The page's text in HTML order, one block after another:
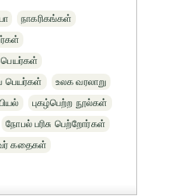
நாகரிகங்கள்
பெயர்கள்
பெயர்கள்
உலக வரலாறு
புகழ்பெற்ற நூல்கள்
நோபல் பரிசு‎ பெற்றோர்‎கள்
கதைகள்